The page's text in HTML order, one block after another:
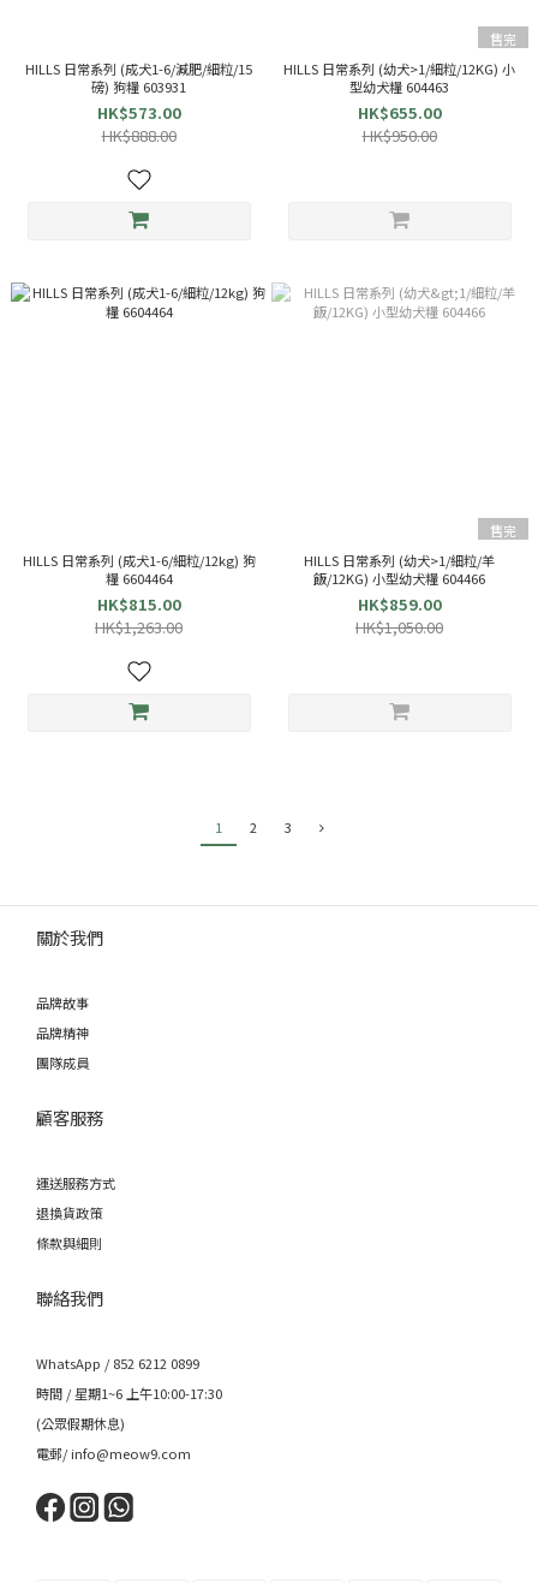
HILLS 日常系列 (成犬1-6/減肥/細粒/15
磅) 狗糧 603931
HK$573.00
HK$888.00
售完
HILLS 日常系列 (幼犬>1/細粒/12KG) 小
型幼犬糧 604463
HK$655.00
HK$950.00
HILLS 日常系列 (成犬1-6/細粒/12kg) 狗
糧 6604464
HK$815.00
HK$1,263.00
售完
HILLS 日常系列 (幼犬>1/細粒/羊
飯/12KG) 小型幼犬糧 604466
HK$859.00
HK$1,050.00
1 2 3
關於我們
品牌故事
品牌精神
團隊成員
顧客服務
運送服務方式
退換貨政策
條款與細則
聯絡我們
WhatsApp / 852 6212 0899
時間 / 星期1~6 上午10:00-17:30
(公眾假期休息)
電郵/ info@meow9.com